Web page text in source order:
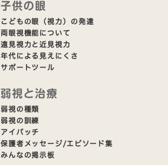
子供の眼
こどもの眼（視力）の発達
両眼視機能について
遠見視力と近見視力
年代による見えにくさ
サポートツール
弱視と治療
弱視の種類
弱視の訓練
アイパッチ
保護者メッセージ/エピソード集
みんなの掲示板